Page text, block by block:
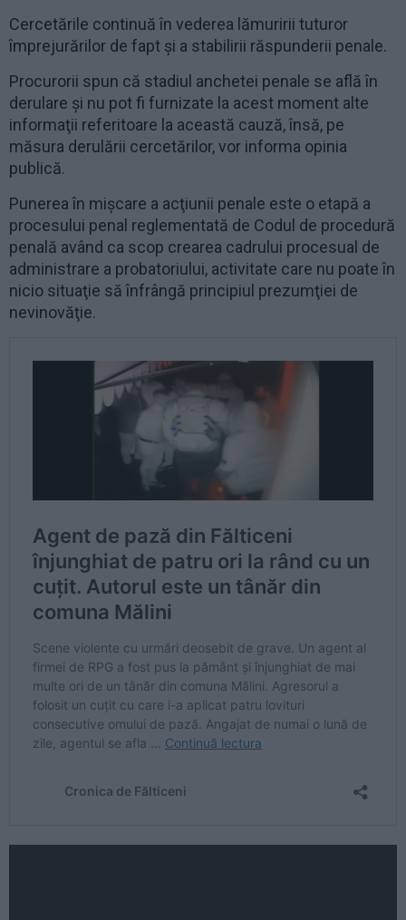
Cercetările continuă în vederea lămuririi tuturor
împrejurărilor de fapt şi a stabilirii răspunderii penale.
Procurorii spun că stadiul anchetei penale se află în
derulare și nu pot fi furnizate la acest moment alte
informaţii referitoare la această cauză, însă, pe
măsura derulării cercetărilor, vor informa opinia
publică.
Punerea în mişcare a acţiunii penale este o etapă a
procesului penal reglementată de Codul de procedură
penală având ca scop crearea cadrului procesual de
administrare a probatoriului, activitate care nu poate în
nicio situaţie să înfrângă principiul prezumţiei de
nevinovăţie.